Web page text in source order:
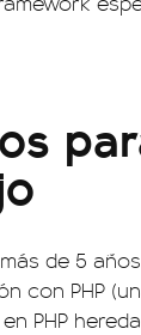
de 5
con PHP
PHP